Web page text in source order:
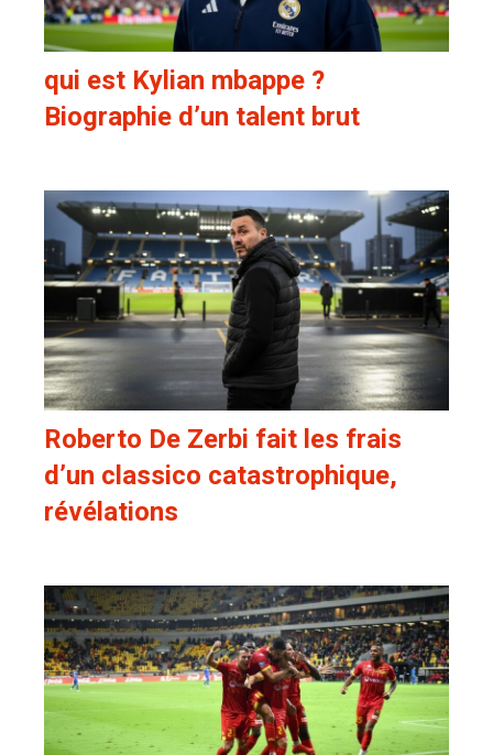
qui est Kylian mbappe ?
Biographie d’un talent brut
Roberto De Zerbi fait les frais
d’un classico catastrophique,
révélations